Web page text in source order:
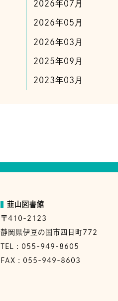
2026年07月
2026年05月
2026年03月
2025年09月
2023年03月
韮山図書館
〒410-2123
静岡県伊豆の国市四日町772
TEL : 055-949-8605
FAX : 055-949-8603